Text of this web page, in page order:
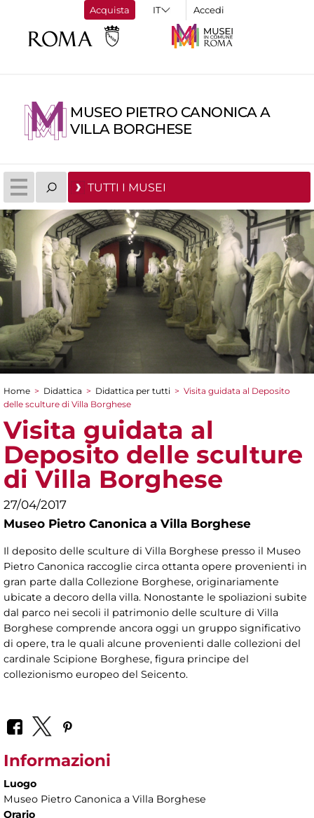
Acquista Accedi
MUSEO PIETRO CANONICA A
VILLA BORGHESE
TUTTI I MUSEI
Tu sei qui
Home > Didattica > Didattica per tutti > Visita guidata al Deposito
delle sculture di Villa Borghese
Visita guidata al
Deposito delle sculture
di Villa Borghese
27/04/2017
Museo Pietro Canonica a Villa Borghese
Il deposito delle sculture di Villa Borghese presso il Museo
Pietro Canonica raccoglie circa ottanta opere provenienti in
gran parte dalla Collezione Borghese, originariamente
ubicate a decoro della villa. Nonostante le spoliazioni subite
dal parco nei secoli il patrimonio delle sculture di Villa
Borghese comprende ancora oggi un gruppo significativo
di opere, tra le quali alcune provenienti dalle collezioni del
cardinale Scipione Borghese, figura principe del
collezionismo europeo del Seicento.
Informazioni
Luogo
Museo Pietro Canonica a Villa Borghese
Orario